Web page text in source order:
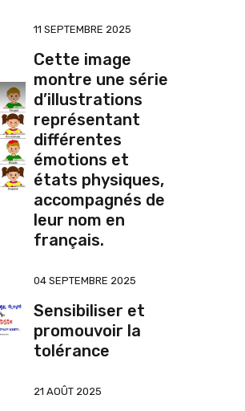
11 SEPTEMBRE 2025
Cette image
montre une série
d’illustrations
représentant
différentes
émotions et
états physiques,
accompagnés de
leur nom en
français.
04 SEPTEMBRE 2025
Sensibiliser et
promouvoir la
tolérance
21 AOÛT 2025